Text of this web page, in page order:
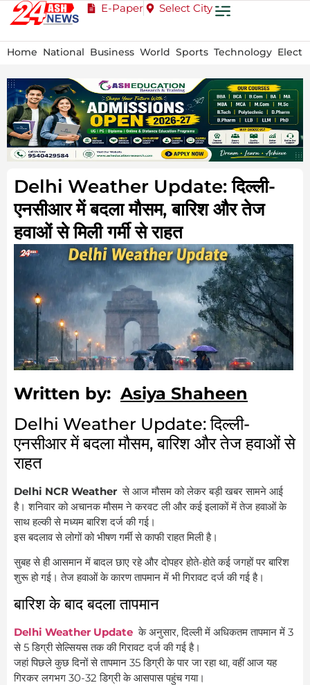
E-Paper Select City
Home National Business World Sports Technology
Delhi Weather Update: दिल्ली-
एनसीआर में बदला मौसम, बारिश और तेज
हवाओं से मिली गर्मी से राहत
Written by: Asiya Shaheen
Delhi Weather Update: दिल्ली-
एनसीआर में बदला मौसम, बारिश और तेज हवाओं से
राहत
Delhi NCR Weather से आज मौसम को लेकर बड़ी खबर सामने आई
है। शनिवार को अचानक मौसम ने करवट ली और कई इलाकों में तेज हवाओं के
साथ हल्की से मध्यम बारिश दर्ज की गई।
इस बदलाव से लोगों को भीषण गर्मी से काफी राहत मिली है।
सुबह से ही आसमान में बादल छाए रहे और दोपहर होते-होते कई जगहों पर बारिश
शुरू हो गई। तेज हवाओं के कारण तापमान में भी गिरावट दर्ज की गई है।
बारिश के बाद बदला तापमान
Delhi Weather Update के अनुसार, दिल्ली में अधिकतम तापमान में 3
से 5 डिग्री सेल्सियस तक की गिरावट दर्ज की गई है।
जहां पिछले कुछ दिनों से तापमान 35 डिग्री के पार जा रहा था, वहीं आज यह
गिरकर लगभग 30-32 डिग्री के आसपास पहुंच गया।